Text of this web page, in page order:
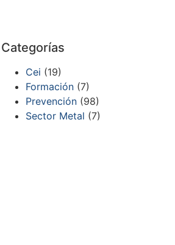
Categorías
Cei (19)
Formación (7)
Prevención (98)
Sector Metal (7)